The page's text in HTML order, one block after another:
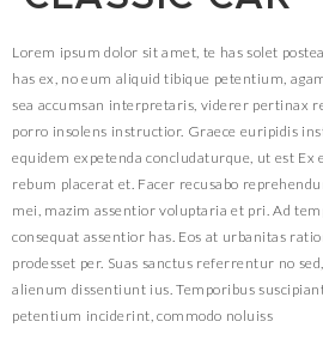
Lorem ipsum dolor sit amet, te has solet
has ex, no eum aliquid tibique petentium,
sea accumsan interpretaris, viderer pertinax
porro insolens instructior. Graece euripidis
equidem expetenda concludaturque, ut est Ex
rebum placerat et. Facer recusabo
mei, mazim assentior voluptaria et pri. Ad
consequat assentior has. Eos at urbanitas
prodesset per. Suas sanctus referrentur no
alienum dissentiunt ius. Temporibus
petentium inciderint, commodo noluiss